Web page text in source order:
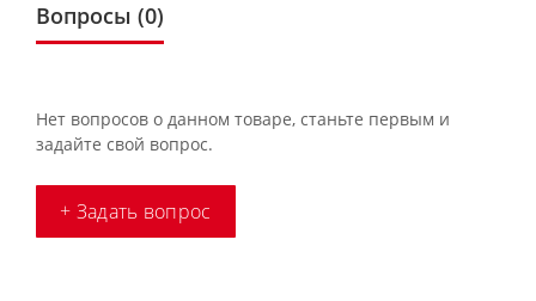
Вопросы (0)
Нет вопросов о данном товаре, станьте первым и
задайте свой вопрос.
+ Задать вопрос